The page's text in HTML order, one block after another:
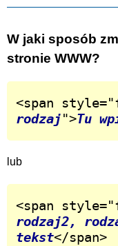
W jaki sposób
stronie WWW?
rodzaj">Tu
lub
<span
rodzaj2,
tekst</span>